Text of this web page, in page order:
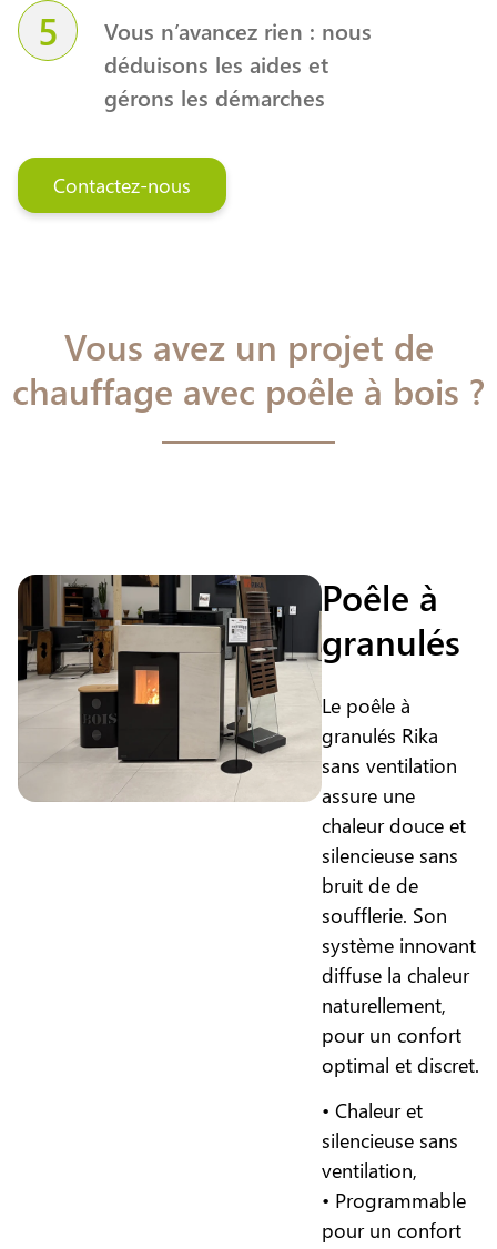
5
Vous n’avancez rien : nous
déduisons les aides et
gérons les démarches
Contactez-nous
Vous avez un projet de
chauffage avec poêle à bois ?
Poêle à
granulés
Le poêle à
granulés Rika
sans ventilation
assure une
chaleur douce et
silencieuse sans
bruit de de
soufflerie. Son
système innovant
diffuse la chaleur
naturellement,
pour un confort
optimal et discret.
• Chaleur et
silencieuse sans
ventilation,
• Programmable
pour un confort